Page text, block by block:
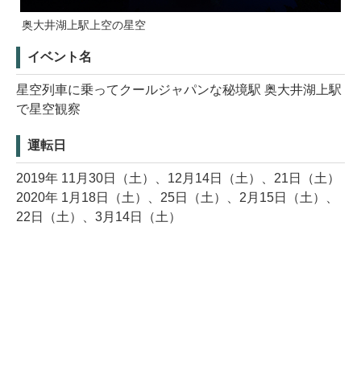
奥大井湖上駅上空の星空
イベント名
星空列車に乗ってクールジャパンな秘境駅 奥大井湖上駅
で星空観察
運転日
2019年 11月30日（土）、12月14日（土）、21日（土）
2020年 1月18日（土）、25日（土）、2月15日（土）、
22日（土）、3月14日（土）